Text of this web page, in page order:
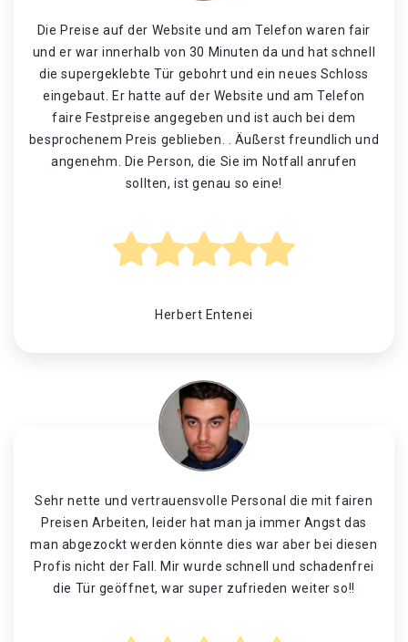
Die Preise auf der Website und am Telefon waren fair
und er war innerhalb von 30 Minuten da und hat schnell
die supergeklebte Tür gebohrt und ein neues Schloss
eingebaut. Er hatte auf der Website und am Telefon
faire Festpreise angegeben und ist auch bei dem
besprochenem Preis geblieben. . Äußerst freundlich und
angenehm. Die Person, die Sie im Notfall anrufen
sollten, ist genau so eine!
Herbert Entenei
Sehr nette und vertrauensvolle Personal die mit fairen
Preisen Arbeiten, leider hat man ja immer Angst das
man abgezockt werden könnte dies war aber bei diesen
Profis nicht der Fall. Mir wurde schnell und schadenfrei
die Tür geöffnet, war super zufrieden weiter so!!